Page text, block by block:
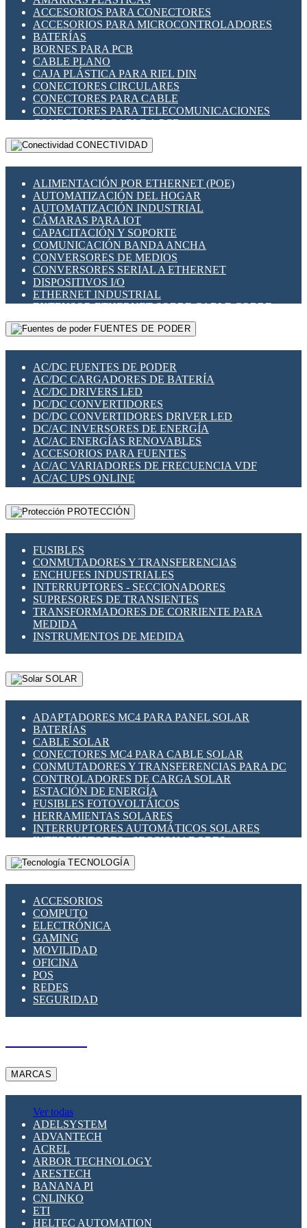
INDICADORES PARA PANEL
INTERFACES DE RELÉ
INTERRUPTORES FIN DE CARRERA
LLAVES CONMUTADORAS
MEDIDORES DE ENERGÍA Y TC'S DE CORRIENTE
MOTORES PASO A PASO
PANTALLAS HMI
PLC -CONTROLADORES LÓGICO PROGRAMABLES
PROGRAMADORES DE HORARIO
RELÉS DE PROTECCIÓN
SENSORES CAPACITIVOS
SENSORES INDUCTIVOS
TEMPORIZADORES
VARIACS
VARIADORES DE FRECUENCIA [VDF]
SECCIONADORES - INTERRUPTORES
MAQUINARIA
ACCESORIOS PARA CONECTORES
ACCESORIOS PARA MICROCONTROLADORES
BATERÍAS
BORNES PARA PCB
CABLE PLANO
CAJA PLÁSTICA PARA RIEL DIN
CONECTORES CIRCULARES
CONECTORES PARA CABLE
CONECTORES PARA TELECOMUNICACIONES
CONECTORES CABLE A PCB
CONECTORES PCB A CABLE
DIP SWITCHES
HERRAMIENTAS VARIAS
ILUMINACIÓN LED
INTERRUPTORES REED
INTERFACES DE RELÉ
OTROS RELÉS
PROTECCIÓN TÉRMICA
RELÉS AUTOMOTRICES
RELÉS DE SEÑAL
RELÉS DE ESTADO SÓLIDO SSR
RELÉS INDUSTRIALES
RELÉS MINIATURA DE POTENCIA
SENSORES MAGNÉTICOS
SWITCH Y MICROSWITCH
TARJETAS PI
UNIÓN Y DERIVACIÓN DE CABLE
CONECTIVIDAD
ALIMENTACIÓN POR ETHERNET (POE)
AUTOMATIZACIÓN DEL HOGAR
AUTOMATIZACIÓN INDUSTRIAL
CÁMARAS PARA IOT
CAPACITACIÓN Y SOPORTE
COMUNICACIÓN BANDA ANCHA
CONVERSORES DE MEDIOS
CONVERSORES SERIAL A ETHERNET
DISPOSITIVOS I/O
ETHERNET INDUSTRIAL
EXTENSOR ETHERNET SOBRE CABLE COBRE
GATEWAY LORAWAN
GESTIÓN DE REDES
PLACAS MODULARES IOT
SWITCHES Y REDES WIFI
SOLUCIONES IOT
SOLUCIONES LORAWAN
SOLUCIONES RED CELULAR
SEGURIDAD PARA REDES
SWITCHES LAN
TELEFONÍA IP (VOIP)
VIGILANCIA IP (CCTV)
MESHTASTIC
FUENTES DE PODER
AC/DC FUENTES DE PODER
AC/DC CARGADORES DE BATERÍA
AC/DC DRIVERS LED
DC/DC CONVERTIDORES
DC/DC CONVERTIDORES DRIVER LED
DC/AC INVERSORES DE ENERGÍA
AC/AC ENERGÍAS RENOVABLES
ACCESORIOS PARA FUENTES
AC/AC VARIADORES DE FRECUENCIA VDF
AC/AC UPS ONLINE
PROTECCIÓN
FUSIBLES
CONMUTADORES Y TRANSFERENCIAS
ENCHUFES INDUSTRIALES
INTERRUPTORES - SECCIONADORES
SUPRESORES DE TRANSIENTES
TRANSFORMADORES DE CORRIENTE PARA
MEDIDA
INSTRUMENTOS DE MEDIDA
SOLAR
ADAPTADORES MC4 PARA PANEL SOLAR
BATERÍAS
CABLE SOLAR
CONECTORES MC4 PARA CABLE SOLAR
CONMUTADORES Y TRANSFERENCIAS PARA DC
CONTROLADORES DE CARGA SOLAR
ESTACIÓN DE ENERGÍA
FUSIBLES FOTOVOLTÁICOS
HERRAMIENTAS SOLARES
INTERRUPTORES AUTOMÁTICOS SOLARES
INTERRUPTORES - SECCIONADORES
FOTOVOLTÁICOS
MONTAJE PANEL SOLAR
SUPRESOR DE TRANSIENTES SPDS PARA
APLICACIONES FOTOVOLTAICAS
TECNOLOGÍA
ACCESORIOS
COMPUTO
ELECTRÓNICA
GAMING
MOVILIDAD
OFICINA
POS
REDES
SEGURIDAD
MARCAS
Ver todas
ADELSYSTEM
ADVANTECH
ACREL
ARBOR TECHNOLOGY
ARESTECH
BANANA PI
CNLINKO
ETI
HELTEC AUTOMATION